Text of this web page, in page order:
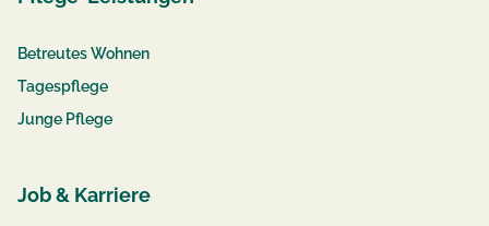
Betreutes Wohnen
Tagespflege
Junge Pflege
Job & Karriere